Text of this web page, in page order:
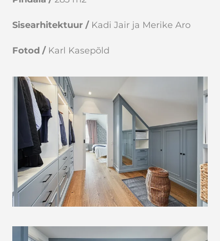
Sisearhitektuur /Kadi Jair ja Merike Aro
Fotod /Karl Kasepõld